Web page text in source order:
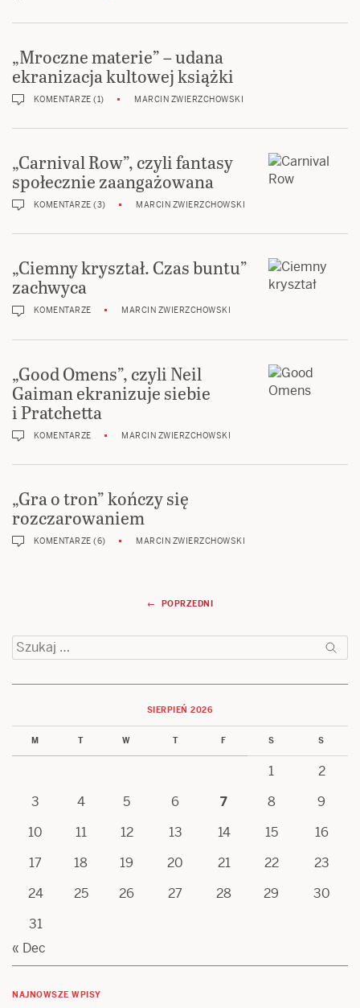
„Mroczne materie” – udana
ekranizacja kultowej książki
KOMENTARZE (1) MARCIN ZWIERZCHOWSKI
„Carnival Row”, czyli fantasy
społecznie zaangażowana
KOMENTARZE (3) MARCIN ZWIERZCHOWSKI
„Ciemny kryształ. Czas buntu”
zachwyca
KOMENTARZE MARCIN ZWIERZCHOWSKI
„Good Omens”, czyli Neil
Gaiman ekranizuje siebie
i Pratchetta
KOMENTARZE MARCIN ZWIERZCHOWSKI
„Gra o tron” kończy się
rozczarowaniem
KOMENTARZE (6) MARCIN ZWIERZCHOWSKI
wpisów
← POPRZEDNI
Szukaj:
SIERPIEŃ 2026
M T W T F S S
1
2
3
4 5 6 7 8
9
10
11 12 13 14 15
16
17
18 19 20 21 22
23
24
25 26 27 28 29
30
31
« Dec
NAJNOWSZE WPISY